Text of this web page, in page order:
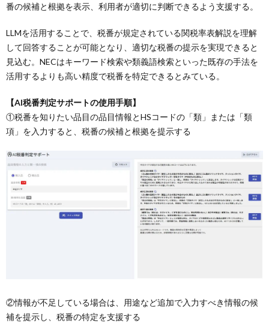
番の候補と根拠を表示、利用者が適切に判断できるよう支援する。
LLMを活用することで、税番が規定されている関税率表解説を理解
して回答することが可能となり、適切な税番の提示を実現できると
見込む。NECはキーワード検索や類義語検索といった既存の手法を
活用するよりも高い精度で税番を特定できるとみている。
【AI税番判定サポートの使用手順】
①税番を知りたい品目の品目情報とHSコードの「類」または「類
項」を入力すると、税番の候補と根拠を提示する
②情報が不足している場合は、用途など追加で入力すべき情報の候
補を提示し、税番の特定を支援する